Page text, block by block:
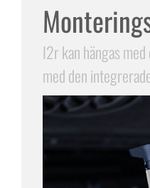
I2r kan hängas
med den